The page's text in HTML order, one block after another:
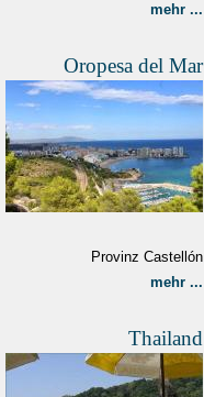
mehr ...
Oropesa del Mar
Provinz Castellón
mehr ...
Thailand